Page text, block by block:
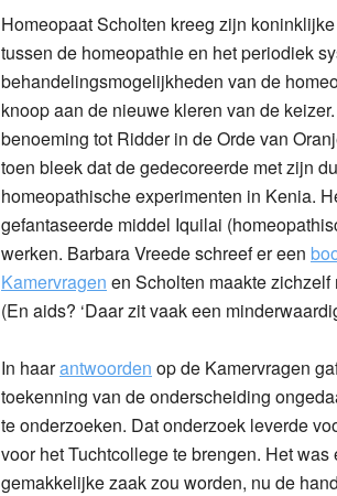
Homeopaat Scholten kreeg zijn
tussen de homeopathie en het periodiek
behandelingsmogelijkheden van de
knoop aan de nieuwe kleren van de
benoeming tot Ridder in de Orde van
toen bleek dat de gedecoreerde met zijn
homeopathische experimenten in Kenia.
gefantaseerde middel Iquilai
werken. Barbara Vreede schreef er een
Kamervragen en Scholten maakte
(En aids? ‘Daar zit vaak een
In haarantwoorden op de Kamervragen
toekenning van de onderscheiding
te onderzoeken. Dat onderzoek leverde
voor het Tuchtcollege te brengen. Het
gemakkelijke zaak zou worden, nu de